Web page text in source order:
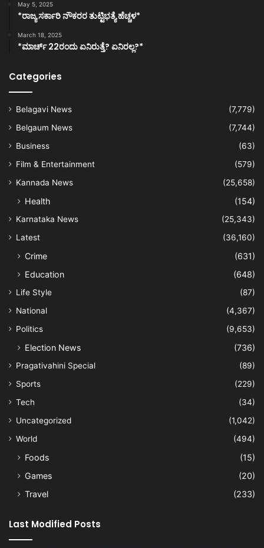
May 5, 2025
*ರಾಜ್ಯ ಸರ್ಕಾರಿ ನೌಕರರ ತುಟ್ಟಿಭತ್ಯೆ ಹೆಚ್ಚಳ*
March 18, 2025
*ಮಾರ್ಚ್ 22ರಂದು ಏನಿರುತ್ತೆ? ಏನಿರಲ್ಲ?*
Categories
Belagavi News
(7,779)
Belgaum News
(7,744)
Business
(63)
Film & Entertainment
(579)
Kannada News
(25,658)
Health (154)
Karnataka News
(25,343)
Latest
(36,160)
Crime
(631)
Education
(648)
Life Style
(87)
National
(4,367)
Politics
(9,653)
Election News (736)
Pragativahini Special
(89)
Sports
(229)
Tech
(34)
Uncategorized
(1,042)
World
(494)
Foods
(15)
Games
(20)
Travel
(233)
Last Modified Posts